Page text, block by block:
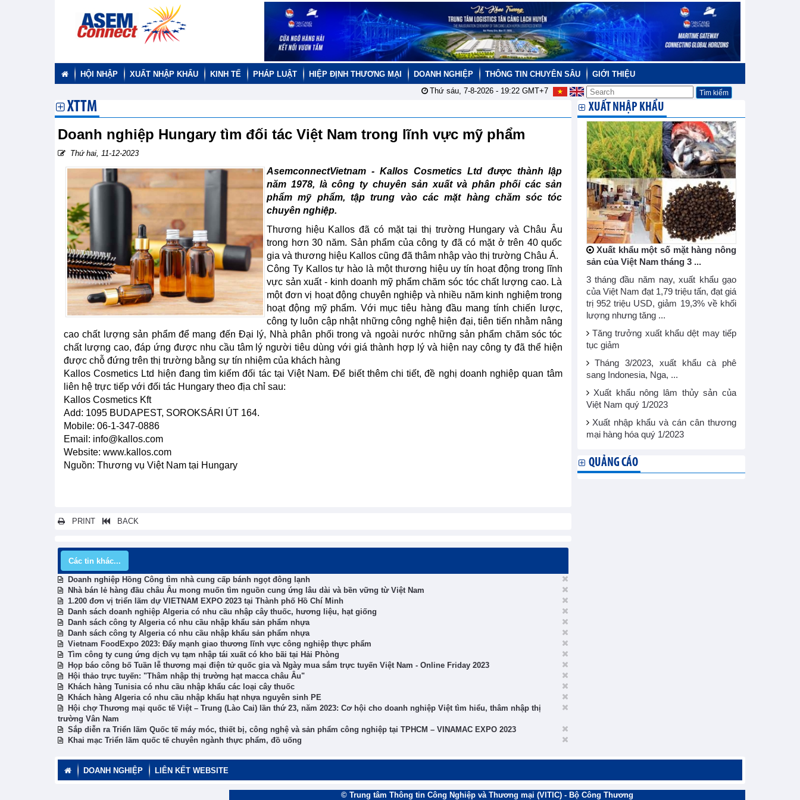
HỘI NHẬP XUẤT NHẬP KHẨU KINH TẾ PHÁP LUẬT HIỆP ĐỊNH THƯƠNG MẠI DOANH NGHIỆP THÔNG TIN CHUYÊN SÂU
GIỚI THIỆU
Thứ sáu, 7-8-2026 - 19:22GMT+7
XTTM
Doanh nghiệp Hungary tìm đối tác Việt Nam trong lĩnh vực mỹ phẩm
Thứ hai, 11-12-2023
AsemconnectVietnam - Kallos Cosmetics Ltd được thành lập
năm 1978, là công ty chuyên sản xuất và phân phối các sản
phẩm mỹ phẩm, tập trung vào các mặt hàng chăm sóc tóc
chuyên nghiệp.
Thương hiệu Kallos đã có mặt tại thị trường Hungary và Châu Âu
trong hơn 30 năm. Sản phẩm của công ty đã có mặt ở trên 40 quốc
gia và thương hiệu Kallos cũng đã thâm nhập vào thị trường Châu Á.
Công Ty Kallos tự hào là một thương hiệu uy tín hoạt động trong lĩnh
vực sản xuất - kinh doanh mỹ phẩm chăm sóc tóc chất lượng cao. Là
một đơn vị hoạt động chuyên nghiệp và nhiều năm kinh nghiệm trong
hoạt động mỹ phẩm. Với mục tiêu hàng đầu mang tính chiến lược,
công ty luôn cập nhật những công nghệ hiện đại, tiên tiến nhằm nâng
cao chất lượng sản phẩm để mang đến Đại lý, Nhà phân phối trong và ngoài nước những sản phẩm chăm sóc tóc
chất lượng cao, đáp ứng được nhu cầu tâm lý người tiêu dùng với giá thành hợp lý và hiện nay công ty đã thể hiện
được chỗ đứng trên thị trường bằng sự tín nhiệm của khách hàng
Kallos Cosmetics Ltd hiện đang tìm kiếm đối tác tại Việt Nam. Để biết thêm chi tiết, đề nghị doanh nghiệp quan tâm
liên hệ trực tiếp với đối tác Hungary theo địa chỉ sau:
Kallos Cosmetics Kft
Add: 1095 BUDAPEST, SOROKSÁRI ÚT 164.
Mobile: 06-1-347-0886
Email: info@kallos.com
Website: www.kallos.com
Nguồn: Thương vụ Việt Nam tại Hungary
PRINT BACK
Các tin khác...
Doanh nghiệp Hồng Công tìm nhà cung cấp bánh ngọt đông lạnh
Nhà bán lẻ hàng đầu châu Âu mong muốn tìm nguồn cung ứng lâu dài và bền vững từ Việt Nam
1.200 đơn vị triển lãm dự VIETNAM EXPO 2023 tại Thành phố Hồ Chí Minh
Danh sách doanh nghiệp Algeria có nhu cầu nhập cây thuốc, hương liệu, hạt giống
Danh sách công ty Algeria có nhu cầu nhập khẩu sản phẩm nhựa
Danh sách công ty Algeria có nhu cầu nhập khẩu sản phẩm nhựa
Vietnam FoodExpo 2023: Đẩy mạnh giao thương lĩnh vực công nghiệp thực phẩm
Tìm công ty cung ứng dịch vụ tạm nhập tái xuất có kho bãi tại Hải Phòng
Họp báo công bố Tuần lễ thương mại điện tử quốc gia và Ngày mua sắm trực tuyến Việt Nam - Online Friday 2023
Hội thảo trực tuyến: "Thâm nhập thị trường hạt macca châu Âu"
Khách hàng Tunisia có nhu cầu nhập khẩu các loại cây thuốc
Khách hàng Algeria có nhu cầu nhập khẩu hạt nhựa nguyên sinh PE
Hội chợ Thương mại quốc tế Việt – Trung (Lào Cai) lần thứ 23, năm 2023: Cơ hội cho doanh nghiệp Việt tìm hiểu, thâm nhập thị
trường Vân Nam
Sắp diễn ra Triển lãm Quốc tế máy móc, thiết bị, công nghệ và sản phẩm công nghiệp tại TPHCM – VINAMAC EXPO 2023
Khai mạc Triển lãm quốc tế chuyên ngành thực phẩm, đồ uống
XUẤT NHẬP KHẨU
Xuất khẩu một số mặt hàng nông
sản của Việt Nam tháng 3 ...
3 tháng đầu năm nay, xuất khẩu gạo
của Việt Nam đạt 1,79 triệu tấn, đạt giá
trị 952 triệu USD, giảm 19,3% về khối
lượng nhưng tăng ...
Tăng trưởng xuất khẩu dệt may tiếp
tục giảm
Tháng 3/2023, xuất khẩu cà phê
sang Indonesia, Nga, ...
Xuất khẩu nông lâm thủy sản của
Việt Nam quý 1/2023
Xuất nhập khẩu và cán cân thương
mại hàng hóa quý 1/2023
QUẢNG CÁO
DOANH NGHIỆP LIÊN KẾT WEBSITE
© Trung tâm Thông tin Công Nghiệp và Thương mại (VITIC) - Bộ Công Thương